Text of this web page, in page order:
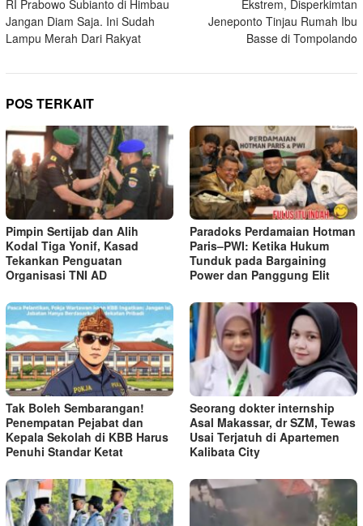
RI Prabowo Subianto di Himbau
Jangan Diam Saja. Ini Sudah
Lampu Merah Dari Rakyat
Ekstrem, Disperkimtan
Jeneponto Tinjau Rumah Ibu
Basse di Tompolando
POS TERKAIT
Pimpin Sertijab dan Alih
Kodal Tiga Yonif, Kasad
Tekankan Penguatan
Organisasi TNI AD
Paradoks Perdamaian Hotman
Paris–PWI: Ketika Hukum
Tunduk pada Bargaining
Power dan Panggung Elit
Tak Boleh Sembarangan!
Penempatan Pejabat dan
Kepala Sekolah di KBB Harus
Penuhi Standar Ketat ​
Seorang dokter internship
Asal Makassar, dr SZM, Tewas
Usai Terjatuh di Apartemen
Kalibata City